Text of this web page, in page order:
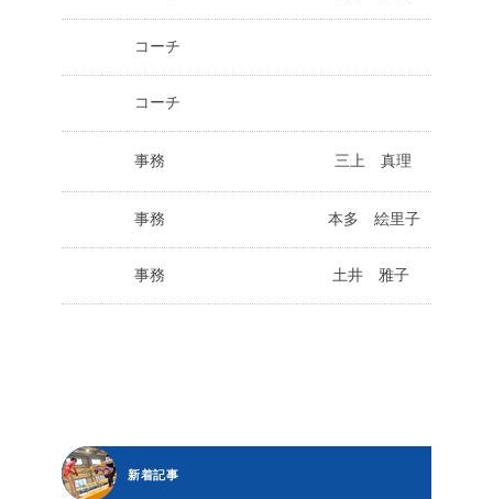
コーチ
コーチ
事務 三上 真理
事務 本多 絵里子
事務 土井 雅子
新着記事